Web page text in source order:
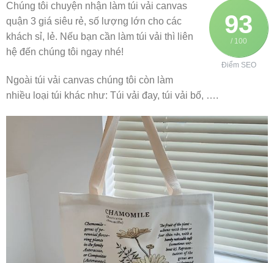
93
/ 100
Điểm SEO
Chúng tôi chuyện nhận làm túi vải canvas
quận 3 giá siêu rẻ, số lượng lớn cho các
khách sỉ, lẻ. Nếu bạn cần làm túi vải thì liên
hệ đến chúng tôi ngay nhé!
Ngoài túi vải canvas chúng tôi còn làm
nhiều loại túi khác như: Túi vải đay, túi vải bố, ….